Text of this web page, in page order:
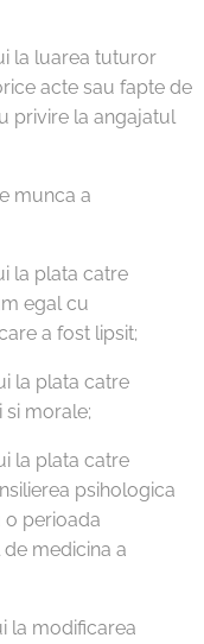
la luarea tuturor
acte sau fapte de
privire la angajatul
munca a
la plata catre
egal cu
a fost lipsit;
la plata catre
morale;
la plata catre
psihologica
o perioada
medicina a
la modificarea